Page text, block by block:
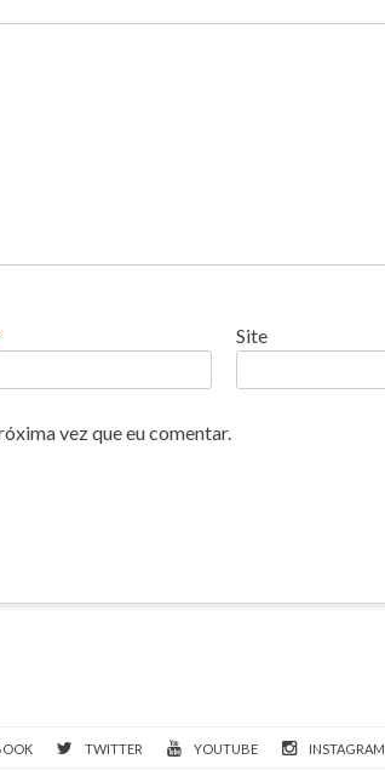
Site
vez que eu comentar.
TWITTER YOUTUBE INSTAGRAM